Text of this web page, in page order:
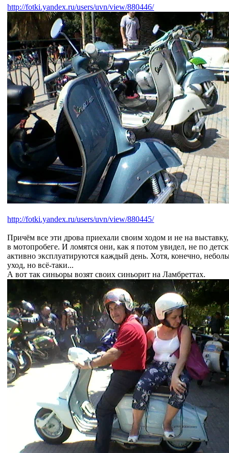
http://fotki.yandex.ru/users/uvn/view/880446/
http://fotki.yandex.ru/users/uvn/view/880445/
Причём все эти дрова приехали своим ходом и не на выставку,
в мотопробеге. И ломятся они, как я потом увидел, не по
активно эксплуатируются каждый день. Хотя, конечно,
уход, но всё-таки...
А вот так синьоры возят своих синьорит на Ламбреттах.